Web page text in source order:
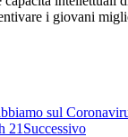
i giovani
sul
21 Successivo